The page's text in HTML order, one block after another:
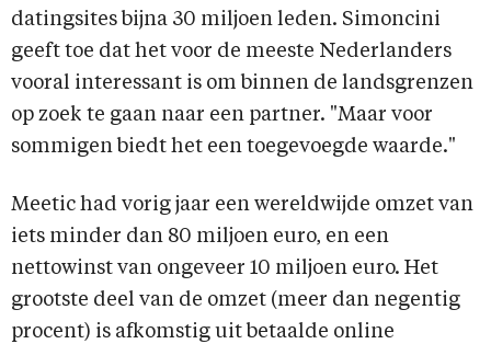
datingsites bijna 30 miljoen leden. Simoncini
geeft toe dat het voor de meeste Nederlanders
vooral interessant is om binnen de landsgrenzen
op zoek te gaan naar een partner. "Maar voor
sommigen biedt het een toegevoegde waarde."
Meetic had vorig jaar een wereldwijde omzet van
iets minder dan 80 miljoen euro, en een
nettowinst van ongeveer 10 miljoen euro. Het
grootste deel van de omzet (meer dan negentig
procent) is afkomstig uit betaalde online